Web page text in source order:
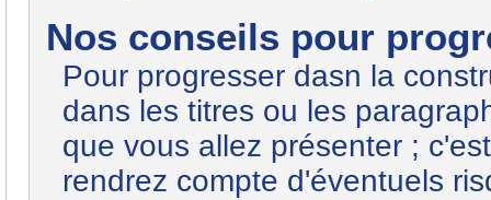
Nos conseils pour
Pour progresser dasn la
dans les titres ou les
que vous allez présenter ;
rendrez compte d'éventuels